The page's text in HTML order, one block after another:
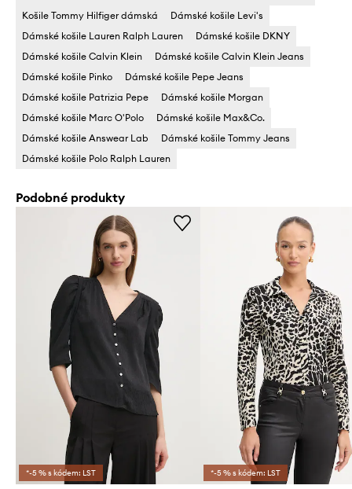
Košile Tommy Hilfiger dámská
Dámské košile Levi's
Dámské košile Lauren Ralph Lauren
Dámské košile DKNY
Dámské košile Calvin Klein
Dámské košile Calvin Klein Jeans
Dámské košile Pinko
Dámské košile Pepe Jeans
Dámské košile Patrizia Pepe
Dámské košile Morgan
Dámské košile Marc O'Polo
Dámské košile Max&Co.
Dámské košile Answear Lab
Dámské košile Tommy Jeans
Dámské košile Polo Ralph Lauren
Podobné produkty
*-5 % s kódem: LST *-5 % s kódem: LST